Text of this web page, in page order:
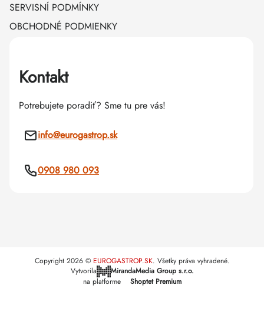
SERVISNÍ PODMÍNKY
OBCHODNÉ PODMIENKY
Kontakt
Potrebujete poradiť? Sme tu pre vás!
info@eurogastrop.sk
0908 980 093
Vytvorila
MirandaMedia Group s.r.o.
na platforme
Shoptet Premium
Copyright 2026 EUROGASTROP.SK. Všetky práva vyhradené.